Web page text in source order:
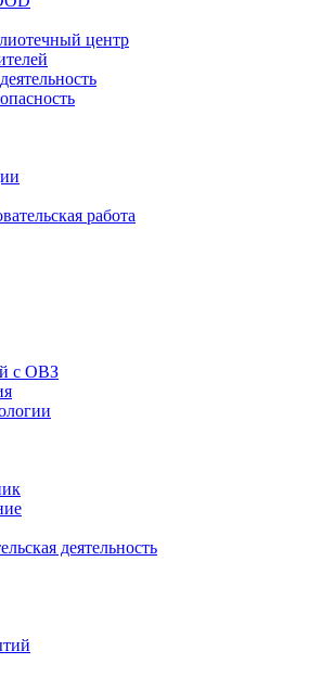
центр
работа
с ОВЗ
деятельность